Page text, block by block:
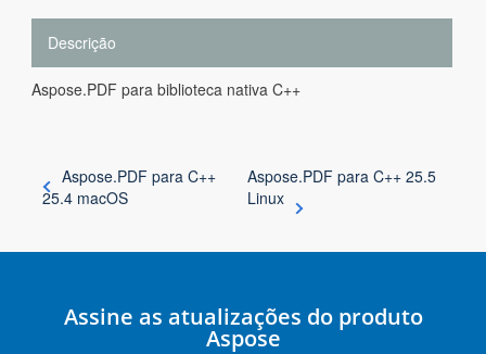
Descrição
Aspose.PDF para biblioteca nativa C++
Aspose.PDF para C++
25.4 macOS
Aspose.PDF para C++ 25.5
Linux
Assine as atualizações do produto
Aspose